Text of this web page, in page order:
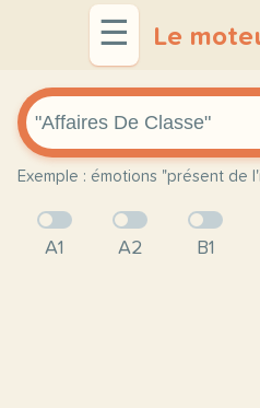
☰ Le
Exemple : émotions "présent de
A1 A2 B1